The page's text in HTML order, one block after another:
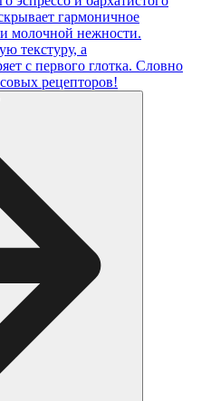
гармоничное
молочной нежности.
текстуру, а
с первого глотка. Словно
рецепторов!